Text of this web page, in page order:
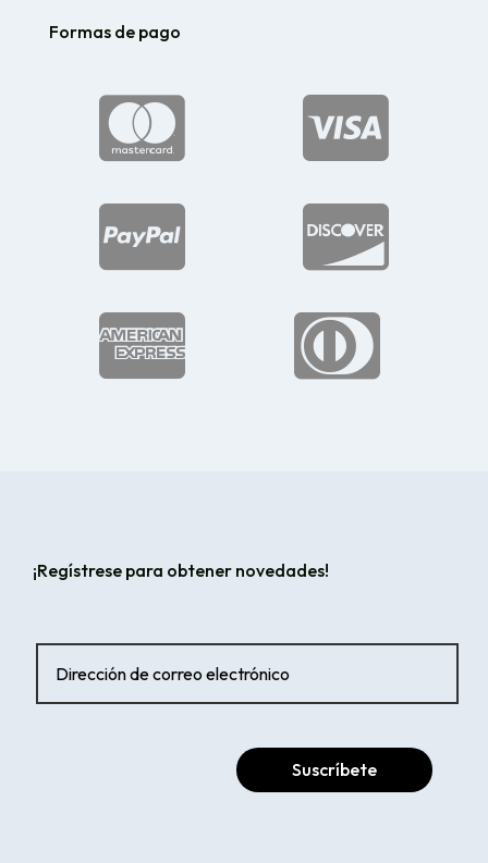
Formas de pago






¡Regístrese para obtener novedades!
Suscríbete